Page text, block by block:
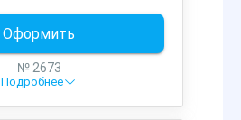
Оформить
№ 2673
Подробнее